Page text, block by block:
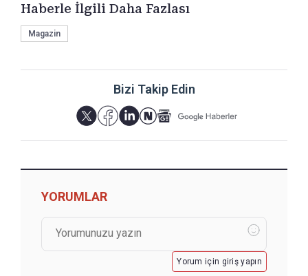
Haberle İlgili Daha Fazlası
Magazin
Bizi Takip Edin
YORUMLAR
Yorum için giriş yapın